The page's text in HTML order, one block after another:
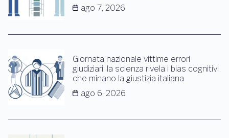
ago 7, 2026
Giornata nazionale vittime errori
giudiziari: la scienza rivela i bias cognitivi
che minano la giustizia italiana
ago 6, 2026